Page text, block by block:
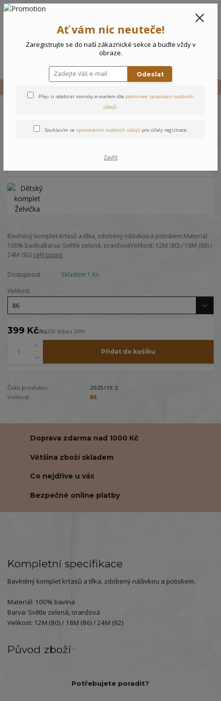
Dětský komplet Želvička
Bavlněný komplet krťasů a tílka, zdobený nášivkou a potiskem.Materiál:
100% bavlnaBarva: Světle zelená, oranžováVelikost: 12M (80) / 18M (86) /
24M (92) celý popis
Dostupnost
Skladem 1 Ks
Velikost
399 Kč/Ks330 Kčbez DPH
Přidat do košíku
Číslo produktu:
2025/15'2
Velikost:
86
Doprava zdarma nad 1000 Kč
Většina zboží skladem
Co nejdříve u vás
Bezpečné online platby
Kompletní specifikace
Bavlněný komplet krťasů a tílka, zdobený nášivkou a potiskem.
Materiál: 100% bavlna
Barva: Světle zelená, oranžová
Velikost: 12M (80) / 18M (86) / 24M (92)
Původ zboží
Potřebujete poradit?
Ať vám nic neuteče!
Zaregistrujte se do naší zákaznické sekce a buďte vždy v
obraze.
Odeslat
Přeji si odebírat novinky e-mailem dle podmínek zpracování osobních
údajů.
Souhlasím se zpracováním osobních údajů pro účely registrace.
Zavřít